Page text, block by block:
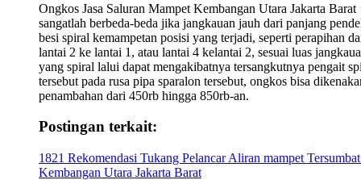
Ongkos Jasa Saluran Mampet Kembangan Utara Jakarta Barat
sangatlah berbeda-beda jika jangkauan jauh dari panjang
besi spiral kemampetan posisi yang terjadi, seperti perapihan
lantai 2 ke lantai 1, atau lantai 4 kelantai 2, sesuai luas
yang spiral lalui dapat mengakibatnya tersangkutnya pengait
tersebut pada rusa pipa sparalon tersebut, ongkos bisa
penambahan dari 450rb hingga 850rb-an.
Postingan terkait:
1821 Rekomendasi Tukang Pelancar Aliran mampet
Kembangan Utara Jakarta Barat